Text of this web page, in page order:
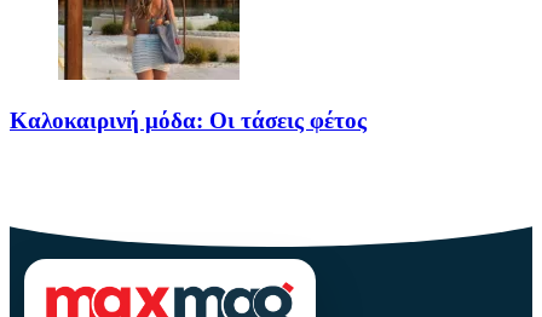
Καλοκαιρινή μόδα: Οι τάσεις φέτος